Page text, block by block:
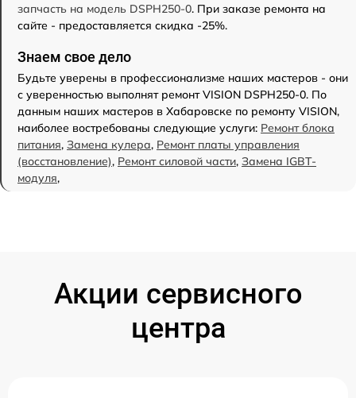
запчасть на модель DSPH250-0. При заказе ремонта на
сайте - предоставляется скидка -25%.
Знаем свое дело
Будьте уверены в профессионализме наших мастеров - они
с уверенностью выполнят ремонт VISION DSPH250-0. По
данным наших мастеров в Хабаровске по ремонту VISION,
наиболее востребованы следующие услуги: Ремонт блока
питания, Замена кулера, Ремонт платы управления
(восстановление), Ремонт силовой части, Замена IGBT-
модуля,
Акции сервисного
центра